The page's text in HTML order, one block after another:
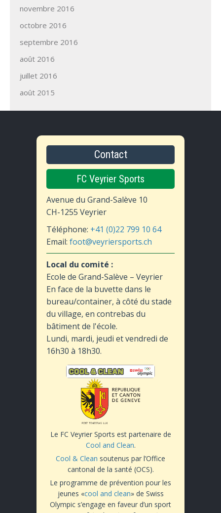
novembre 2016
octobre 2016
septembre 2016
août 2016
juillet 2016
août 2015
Contact
FC Veyrier Sports
Avenue du Grand-Salève 10
CH-1255 Veyrier
Téléphone: +41 (0)22 799 10 64
Email: foot@veyriersports.ch
Local du comité :
Ecole de Grand-Salève – Veyrier
En face de la buvette dans le
bureau/container, à côté du stade
du village, en contrebas du
bâtiment de l'école.
Lundi, mardi, jeudi et vendredi de
16h30 à 18h30.
Le FC Veyrier Sports est partenaire de
Cool and Clean.
Cool & Clean soutenus par l’Office
cantonal de la santé (OCS).
Le programme de prévention pour les
jeunes «cool and clean» de Swiss
Olympic s’engage en faveur d’un sport